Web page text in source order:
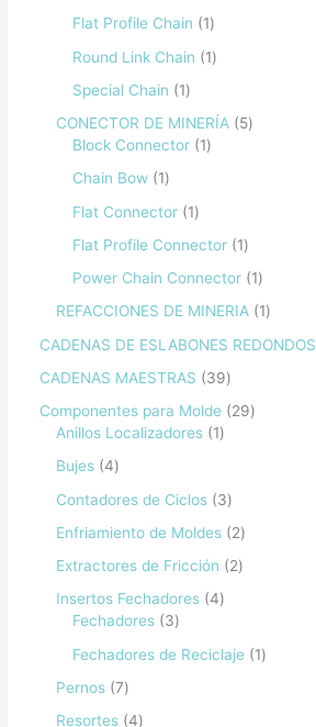
Flat Profile Chain
1
Round Link Chain
1
Special Chain
1
CONECTOR DE MINERÍA
5
Block Connector
1
Chain Bow
1
Flat Connector
1
Flat Profile Connector
1
Power Chain Connector
1
REFACCIONES DE MINERIA
1
CADENAS DE ESLABONES REDONDOS
CADENAS MAESTRAS
39
Componentes para Molde
29
Anillos Localizadores
1
Bujes 4
Contadores de Ciclos
3
Enfriamiento de Moldes
2
Extractores de Fricción
2
Insertos Fechadores 4
Fechadores
3
Fechadores de Reciclaje
1
Pernos 7
Resortes 4